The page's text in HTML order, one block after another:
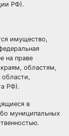
РФ).
имущество,
на праве
областям,
области,
РФ).
в
муниципальных